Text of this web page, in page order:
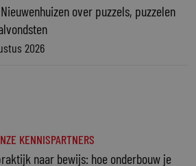
over puzzels, puzzelen
2026
KENNISPARTNERS
naar bewijs: hoe onderbouw je